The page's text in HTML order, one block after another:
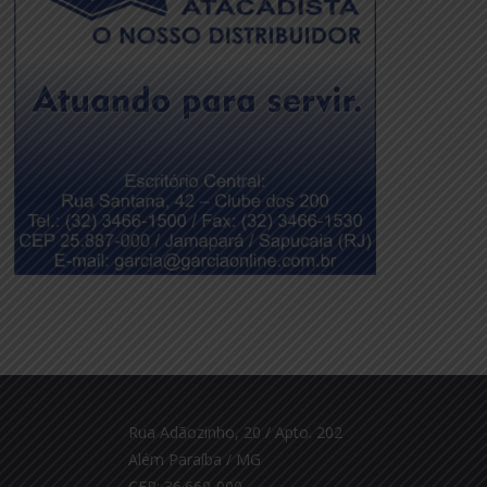
Rua Adãozinho, 20 / Apto. 202
Além Paraíba / MG